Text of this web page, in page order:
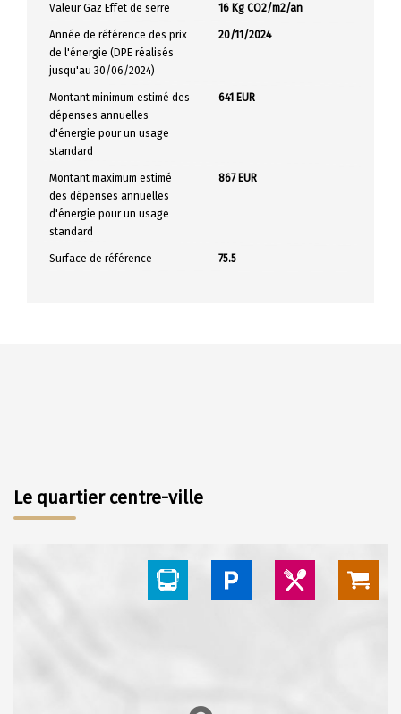
Valeur Gaz Effet de serre 16 Kg CO2/m2/an
Année de référence des prix
de l'énergie (DPE réalisés
jusqu'au 30/06/2024)
20/11/2024
Montant minimum estimé des
dépenses annuelles
d'énergie pour un usage
standard
641 EUR
Montant maximum estimé
des dépenses annuelles
d'énergie pour un usage
standard
867 EUR
Surface de référence 75.5
Le quartier centre-ville